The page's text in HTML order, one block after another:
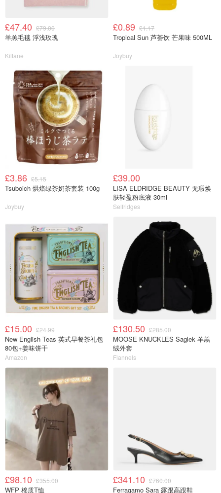
£47.40 £79.00
羊羔毛毯 浮浅玫瑰
Kiltane
£0.89 £1.17
Tropical Sun 芦荟饮 芒果味 500ML
Joybuy
£3.86 £5.15
Tsuboich 烘焙绿茶奶茶套装 100g
Joybuy
£39.00
LISA ELDRIDGE BEAUTY 无瑕焕
肤轻盈粉底液 30ml
Selfridges
£15.00 £24.99
New English Teas 英式早餐茶礼包
80包+姜味饼干
Amazon
£130.50 £285.00
MOOSE KNUCKLES Saglek 羊羔
绒外套
Flannels
£98.10 £355.00
WFP 棉质T恤
£341.10 £760.00
Ferragamo Sara 露跟高跟鞋